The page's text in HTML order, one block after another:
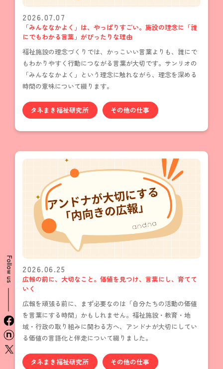
Follow us
facebook
2026.07.07
「みんななかよく」は、やっぱりすごい。施設の理念に「誰
にでもわかる言葉」がぴったりな理由
福祉施設の理念づくりでは、かっこいい言葉よりも、誰にで
もわかりやすく行動につながる言葉が大切です。サンリオの
「みんななかよく」という理念に触れながら、理念を深める
時間の意味について綴ります。
タネまき福祉研究所 その他の仕事
2026.06.25
広報の前に、大切なこと。価値を見つけ、言葉にし、育てて
いく
広報を頑張る前に、まず必要なのは「自分たちの活動の価値
を言葉にする時間」かもしれません。福祉施設・教育・地
域・行政の取り組みに関わる方へ、アンドナが大切にしてい
る価値の言語化と伴走について綴りました。
タネまき福祉研究所 その他の仕事